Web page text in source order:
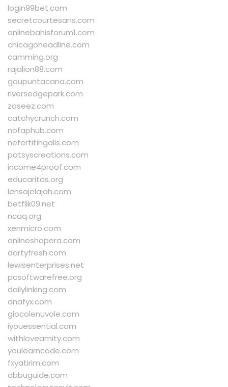
login99bet.com
secretcourtesans.com
onlinebahisforum1.com
chicagoheadline.com
camming.org
rajalion88.com
goupuntacana.com
riversedgepark.com
zaseez.com
catchycrunch.com
nofaphub.com
nefertitingalls.com
patsyscreations.com
income4proof.com
educaritas.org
lensajelajah.com
betflik09.net
ncaq.org
xenmicro.com
onlineshopera.com
dartyfresh.com
lewisenterprises.net
pcsoftwarefree.org
dailylinking.com
dnafyx.com
giocolenuvole.com
iyouessential.com
withloveamity.com
youlearncode.com
fxyatirim.com
abbuguide.com